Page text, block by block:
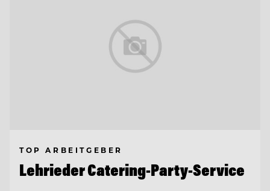
TOP ARBEITGEBER
Lehrieder Catering-Party-Service